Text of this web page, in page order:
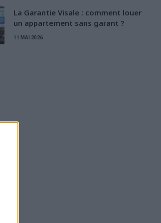
La Garantie Visale : comment louer
un appartement sans garant ?
11 MAI 2026